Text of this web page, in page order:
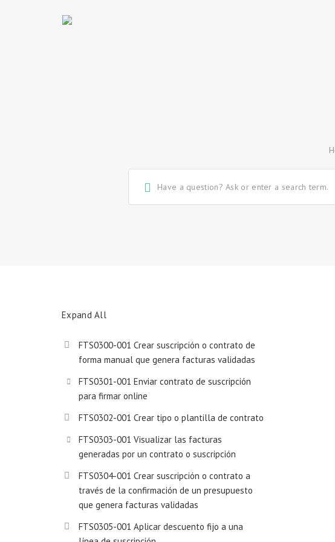
Expand All
FTS0300-001 Crear suscripción o contrato de
forma manual que genera facturas validadas
FTS0301-001 Enviar contrato de suscripción
para firmar online
FTS0302-001 Crear tipo o plantilla de contrato
FTS0303-001 Visualizar las facturas
generadas por un contrato o suscripción
FTS0304-001 Crear suscripción o contrato a
través de la confirmación de un presupuesto
que genera facturas validadas
FTS0305-001 Aplicar descuento fijo a una